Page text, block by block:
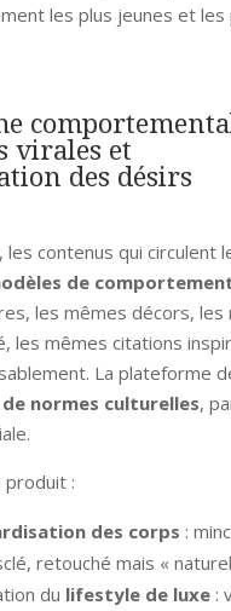
les plus jeunes et les
virales et
des désirs
les contenus qui circulent
de
les mêmes décors, les
les mêmes citations
La plateforme
normes culturelles,
produit :
des corps :
retouché mais «
du lifestyle de luxe: